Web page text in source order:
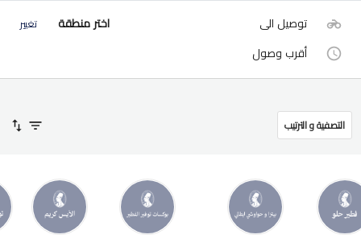
توصيل الى اختر منطقة تغيير
أقرب وصول
التصفية و الترتيب